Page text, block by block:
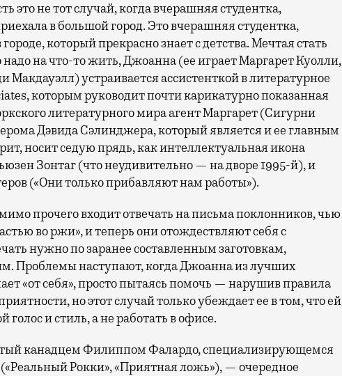
это не тот случай, когда вчерашняя студентка,
в большой город. Это вчерашняя студентка,
который прекрасно знает с детства. Мечтая стать
надо на что-то жить, Джоанна (ее играет Маргарет Куолли,
Макдауэлл) устраивается ассистенткой в литературное
которым руководит почти карикатурно показанная
литературного мира агент Маргарет (Сигурни
Дэвида Сэлинджера, который является и ее главным
носит седую прядь, как интеллектуальная икона
Зонтаг (что неудивительно — на дворе 1995-й), и
(«Они только прибавляют нам работы»).
прочего входит отвечать на письма поклонников, чью
во ржи», и теперь они отождествляют себя с
нужно по заранее составленным заготовкам,
Проблемы наступают, когда Джоанна из лучших
«от себя», просто пытаясь помочь — нарушив правила
но этот случай только убеждает ее в том, что ей
голос и стиль, а не работать в офисе.
канадцем Филиппом Фалардо, специализирующемся
Рокки», «Приятная ложь»), — очередное